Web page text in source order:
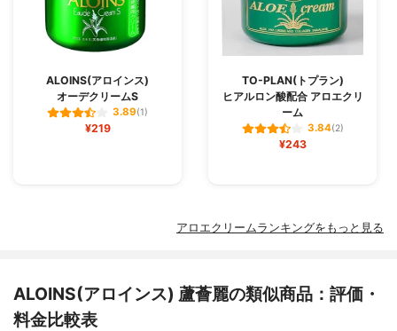
ALOINS(アロインス)
オーデクリームS
3.89(1)
¥219
TO-PLAN(トプラン)
ヒアルロン酸配合 アロエクリ
ーム
3.84(2)
¥243
アロエクリームランキングをもっと見る
ALOINS(アロインス) 蘆薈麗の類似商品：評価・
料金比較表